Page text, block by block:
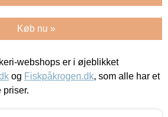
Køb nu »
webshops er i øjeblikket
og Fiskpåkrogen.dk, som alle har et
priser.